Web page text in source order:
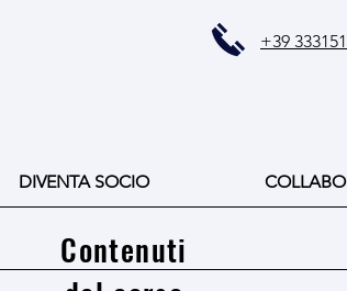
+39
DIVENTA SOCIO
Contenuti